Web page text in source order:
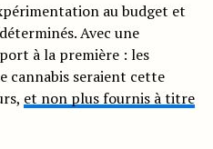
au budget et
Avec une
à la première : les
cannabis seraient cette
et non plus fournis à titre